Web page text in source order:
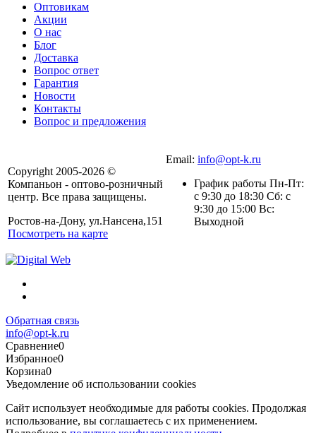
Оптовикам
Акции
О нас
Блог
Доставка
Вопрос ответ
Гарантия
Новости
Контакты
Вопрос и предложения
Copyright 2005-2026 ©
Компаньон - оптово-розничный
центр. Все права защищены.
Ростов-на-Дону, ул.Нансена,151
Посмотреть на карте
Email: info@opt-k.ru
График работы Пн-Пт:
с 9:30 до 18:30 Сб: с
9:30 до 15:00 Вс:
Выходной
Обратная связь
info@opt-k.ru
Сравнение0
Избранное0
Корзина0
Уведомление об использовании cookies
Сайт использует необходимые для работы cookies. Продолжая
использование, вы соглашаетесь с их применением.